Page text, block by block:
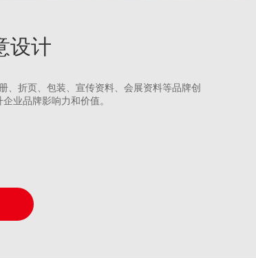
设计
、折页、包装、宣传资料、会展资料等品牌创
业品牌影响力和价值。